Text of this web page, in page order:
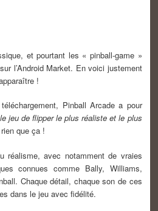
et pourtant les « pinball-game »
l’Android Market. En voici justement
!
Pinball Arcade a pour
jeu de flipper le plus réaliste et le plus
que ça !
réalisme, avec notamment de vraies
connues comme Bally, Williams,
Chaque détail, chaque son de ces
dans le jeu avec fidélité.